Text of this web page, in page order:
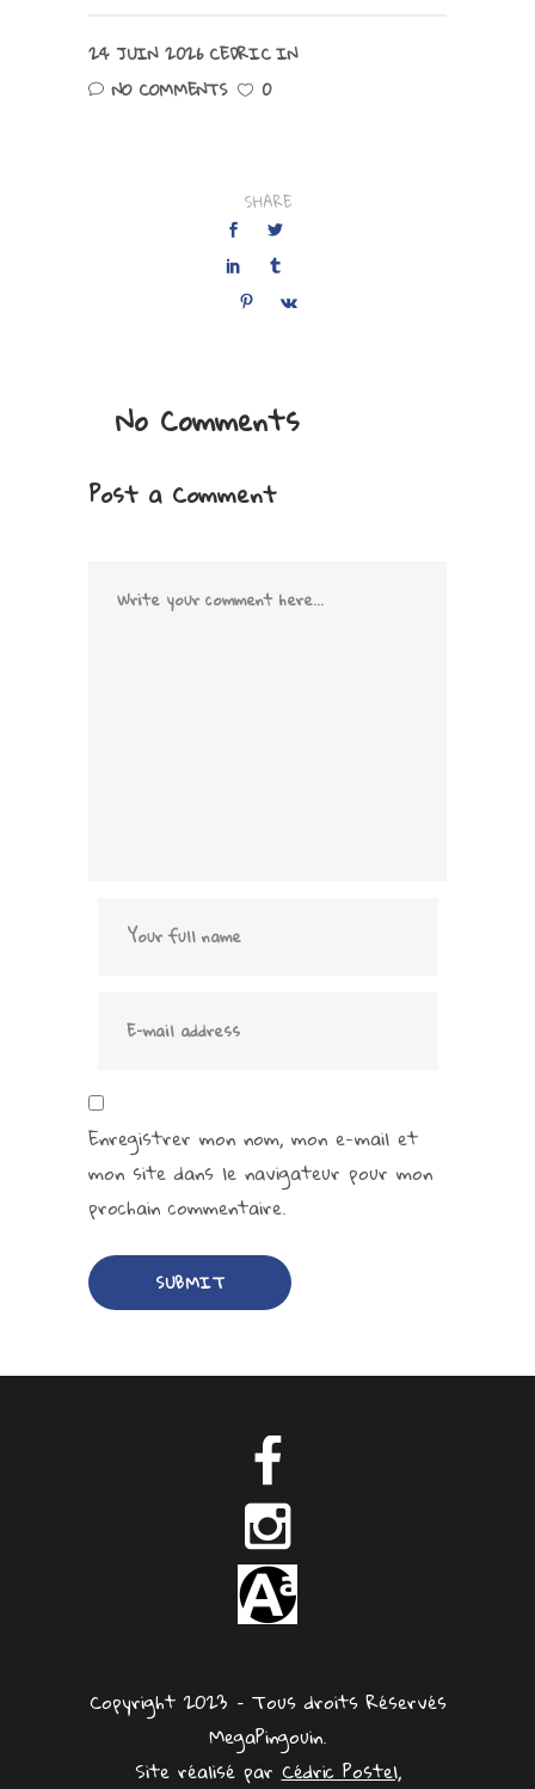
24 JUIN 2026CEDRICIN
NO COMMENTS
0
SHARE
No Comments
Post a Comment
Enregistrer mon nom, mon e-mail et
mon site dans le navigateur pour mon
prochain commentaire.
Copyright 2023 – Tous droits Réservés
MegaPingouin.
Site réalisé parCédric Postel,